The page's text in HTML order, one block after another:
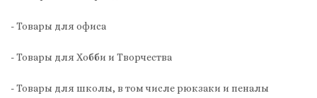
- Товары для офиса
- Товары для Хобби и Творчества
- Товары для школы, в том числе рюкзаки и пеналы